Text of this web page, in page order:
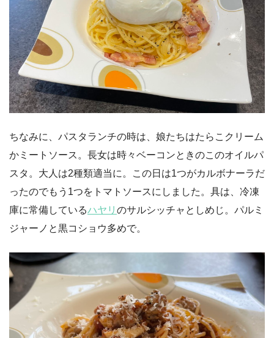
ちなみに、パスタランチの時は、娘たちはたらこクリーム
かミートソース。長女は時々ベーコンときのこのオイルパ
スタ。大人は2種類適当に。この日は1つがカルボナーラだ
ったのでもう1つをトマトソースにしました。具は、冷凍
庫に常備しているハヤリ のサルシッチャとしめじ。パルミ
ジャーノと黒コショウ多めで。